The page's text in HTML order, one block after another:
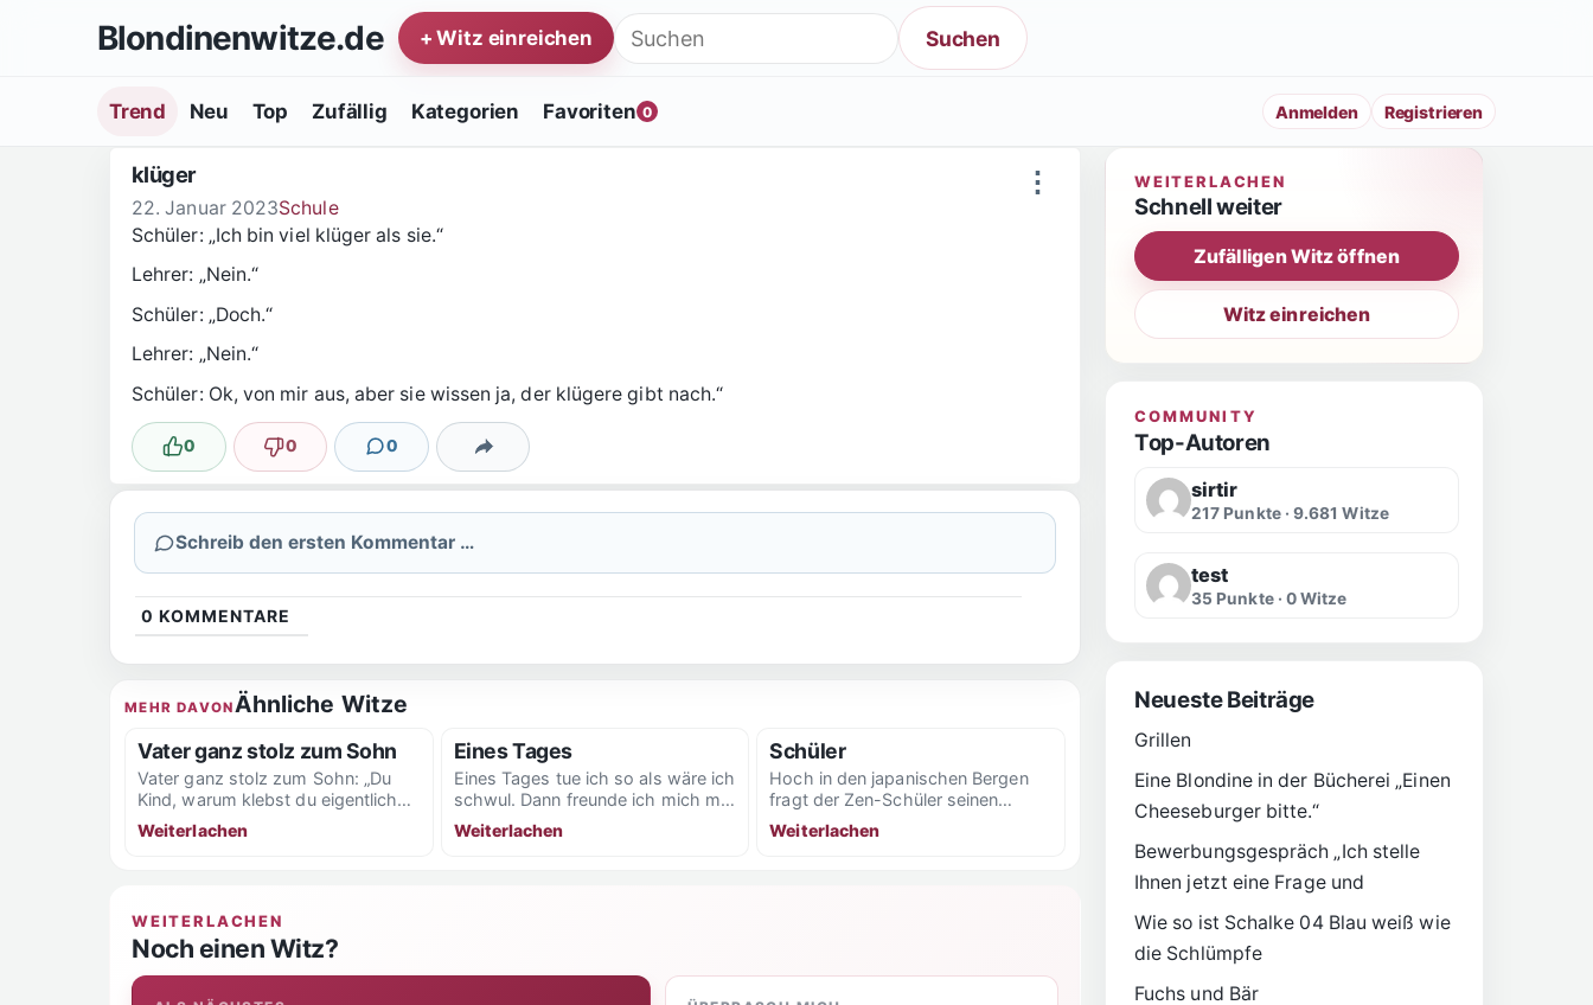
Zum Inhalt springenBlondinenwitze.de Suche nach: Suchen
+ Witz einreichen
Anmelden Registrieren
Trend Neu Top Zufällig Kategorien Favoriten 0
⋮
klüger
22. Januar 2023Schule
Schüler: „Ich bin viel klüger als sie.“
Lehrer: „Nein.“
Schüler: „Doch.“
Lehrer: „Nein.“
Schüler: Ok, von mir aus, aber sie wissen ja, der klügere gibt nach.“
Lustig
0 Nicht lustig
0 0
KommentareTeilen
Schreib den ersten Kommentar …
0 KOMMENTARE
MEHR DAVON Ähnliche Witze
Vater ganz stolz zum Sohn
Vater ganz stolz zum Sohn: „Du
Kind, warum klebst du eigentlich
mein Bild in dein Schulheft. “ Das...
Weiterlachen
Eines Tages
Eines Tages tue ich so als wäre ich
schwul. Dann freunde ich mich mit
ganz vielen Frauen an....
Weiterlachen
Schüler
Hoch in den japanischen Bergen
fragt der Zen-Schüler seinen
Meister: „Meister Aikodo, warum
denken die Europäer, dass wir...
Weiterlachen
WEITERLACHEN
Noch einen Witz?
WEITERLACHEN
Schnell weiter
Zufälligen Witz öffnen
Witz einreichen
COMMUNITY
Top-Autoren
sirtir
217 Punkte · 9.681 Witze
test
35 Punkte · 0 Witze
Neueste Beiträge
Grillen
Eine Blondine in der Bücherei „Einen
Cheeseburger bitte.“
Bewerbungsgespräch „Ich stelle
Ihnen jetzt eine Frage und
Wie so ist Schalke 04 Blau weiß wie
die Schlümpfe
Fuchs und Bär